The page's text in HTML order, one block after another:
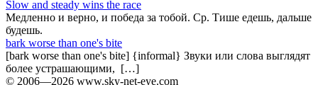
Slow and steady wins the race
Медленно и верно, и победа за тобой. Ср. Тише едешь, дальше
будешь.
bark worse than one's bite
[bark worse than one's bite] {informal} Звуки или слова выглядят
более устрашающими, […]
© 2006—2026 www.sky-net-eye.com